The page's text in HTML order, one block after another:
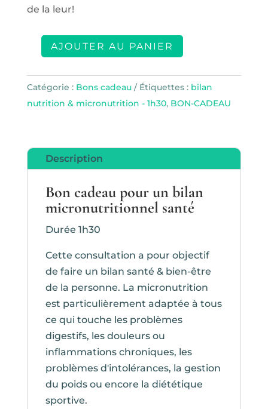
de la leur!
quantité
Bon
cadeau
AJOUTER AU PANIER
Catégorie : Bons cadeau Étiquettes : bilan
nutrition & micronutrition - 1h30, BON-CADEAU
Description
Bon cadeau pour un bilan
micronutritionnel santé
Durée 1h30
Cette consultation a pour objectif
de faire un bilan santé & bien-être
de la personne. La micronutrition
est particulièrement adaptée à tous
ce qui touche les problèmes
digestifs, les douleurs ou
inflammations chroniques, les
problèmes d'intolérances, la gestion
du poids ou encore la diététique
sportive.